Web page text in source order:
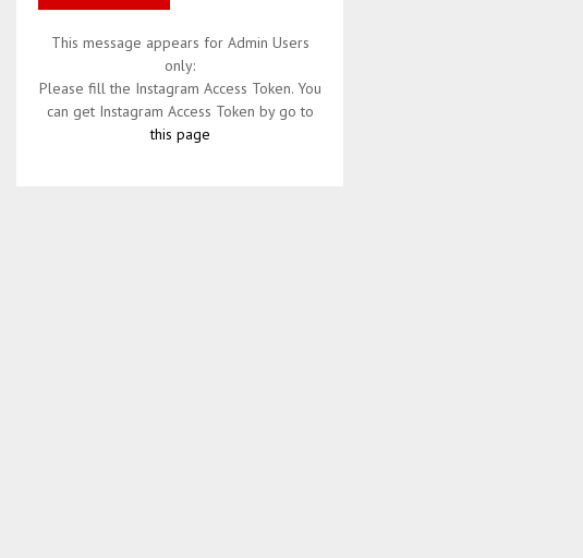
This message appears for Admin Users
only:
Please fill the Instagram Access Token. You
can get Instagram Access Token by go to
this page